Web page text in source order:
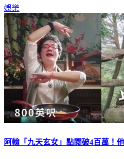
娛樂
阿翰「九天玄女」點閱破4百萬！